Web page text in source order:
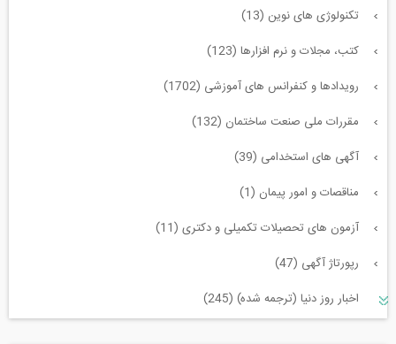
تکنولوژی های نوین (13)
کتب، مجلات و نرم افزارها (123)
رویدادها و کنفرانس های آموزشی (1702)
مقررات ملی صنعت ساختمان (132)
آگهی های استخدامی (39)
مناقصات و امور پیمان (1)
آزمون های تحصیلات تکمیلی و دکتری (11)
رپورتاژ آگهی (47)
اخبار روز دنیا (ترجمه شده) (245)